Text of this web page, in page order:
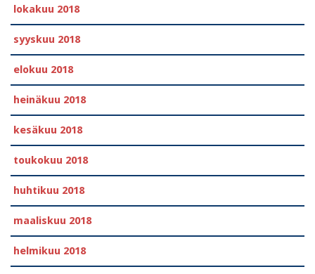
lokakuu 2018
syyskuu 2018
elokuu 2018
heinäkuu 2018
kesäkuu 2018
toukokuu 2018
huhtikuu 2018
maaliskuu 2018
helmikuu 2018